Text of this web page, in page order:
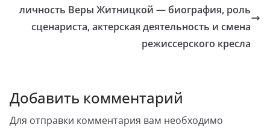
личность Веры Житницкой — биография, роль
сценариста, актерская деятельность и смена
режиссерского кресла
Добавить комментарий
Для отправки комментария вам необходимо